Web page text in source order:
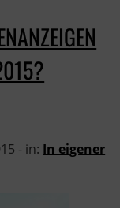
- in: In eigener